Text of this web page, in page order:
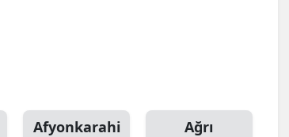
Afyonkarahi
Ağrı